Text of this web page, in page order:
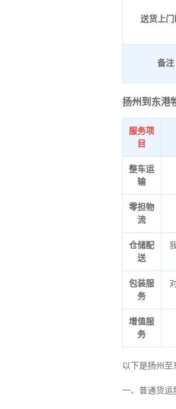
送货上门
备注
扬州到东港
服务项
目
整车运
输
零担物
流
仓储配
送
包装服
务
增值服
务
以下是扬州
一、普通货运